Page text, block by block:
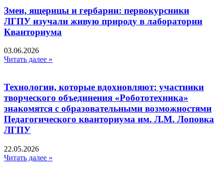
Змеи, ящерицы и гербарии: первокурсники
ЛГПУ изучали живую природу в лаборатории
Кванториума
03.06.2026
Читать далее »
Технологии, которые вдохновляют: участники
творческого объединения «Робототехника»
знакомятся с образовательными возможностями
Педагогического кванториума им. Л.М. Лоповка
ЛГПУ
22.05.2026
Читать далее »